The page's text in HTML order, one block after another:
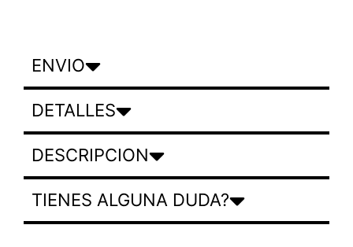
ENVIO
DETALLES
DESCRIPCION
TIENES ALGUNA DUDA?